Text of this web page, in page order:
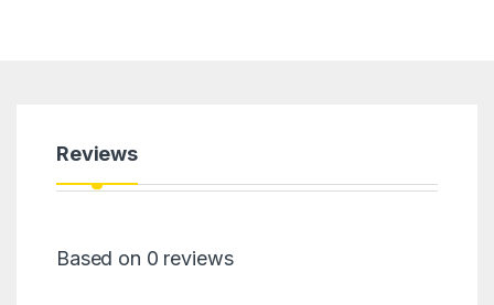
Reviews
Based on 0 reviews